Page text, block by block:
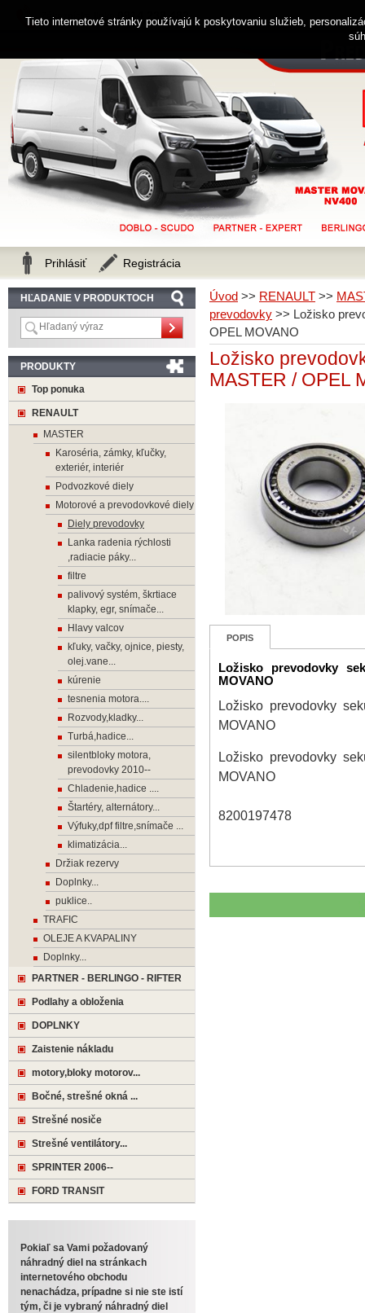
Úvod >> RENAULT >>
prevodovky >> Ložisko
OPEL MOVANO
Ložisko
MASTER / OPEL
POPIS
Ložisko prevodovky
MOVANO
Ložisko prevodovky
MOVANO
Ložisko prevodovky
MOVANO
8200197478
HĽADANIE V PRODUKTOCH
PRODUKTY
Top ponuka
RENAULT
MASTER
Karoséria, zámky, kľučky,
exteriér, interiér
Podvozkové diely
Motorové a prevodovkové diely
Diely prevodovky
Lanka radenia rýchlosti
,radiacie páky...
filtre
palivový systém, škrtiace
klapky, egr, snímače...
Hlavy valcov
kľuky, vačky, ojnice, piesty,
olej.vane...
kúrenie
tesnenia motora....
Rozvody,kladky...
Turbá,hadice...
silentbloky motora,
prevodovky 2010--
Chladenie,hadice ....
Štartéry, alternátory...
Výfuky,dpf filtre,snímače ...
klimatizácia...
Držiak rezervy
Doplnky...
puklice..
TRAFIC
OLEJE A KVAPALINY
Doplnky...
PARTNER - BERLINGO - RIFTER
Podlahy a obloženia
DOPLNKY
Zaistenie nákladu
motory,bloky motorov...
Bočné, strešné okná ...
Strešné nosiče
Strešné ventilátory...
SPRINTER 2006--
FORD TRANSIT
Pokiaľ sa Vami požadovaný
náhradný diel na stránkach
internetového obchodu
nenachádza, prípadne si nie ste istí
tým, či je vybraný náhradný diel
Zákaznícka linka 0914 238 482
Prihlásiť Registrácia
Tieto internetové stránky používajú k poskytovaniu služieb,